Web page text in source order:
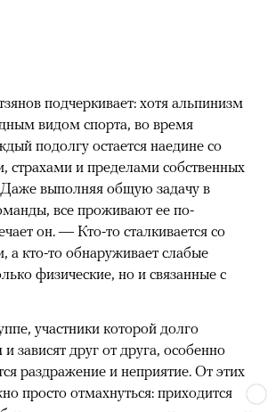
подчеркивает: хотя альпинизм
видом спорта, во время
подолгу остается наедине со
страхами и пределами собственных
выполняя общую задачу в
все проживают ее по-
он. — Кто-то сталкивается со
а кто-то обнаруживает слабые
физические, но и связанные с
участники которой долго
зависят друг от друга, особенно
раздражение и неприятие. От этих
просто отмахнуться: приходится